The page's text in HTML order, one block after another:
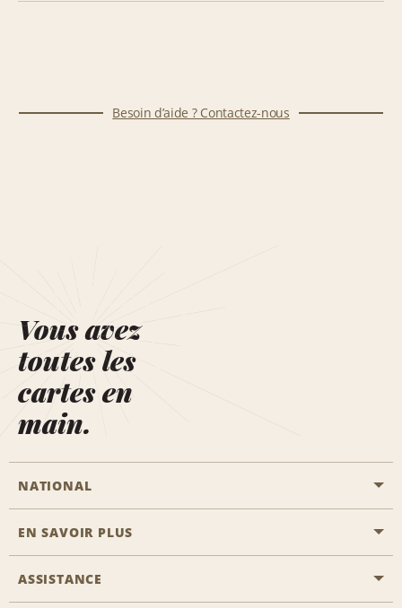
Besoin d’aide ? Contactez-nous
Vous avez
toutes les
cartes en
main.
NATIONAL
Passer une réservation
EN SAVOIR PLUS
Carrière
ASSISTANCE